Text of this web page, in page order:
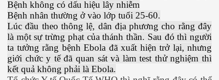
Bệnh không có dấu hiệu lây nhiễm
Bệnh nhân thường ở vào lớp tuổi 25-60.
Lúc đầu theo thông lệ, dân địa phương cho rằng đây
là một sự trừng phạt của thánh thần. Sau đó thì người
ta tưởng rằng bệnh Ebola đã xuất hiện trở lại, nhưng
giới chức y tế đã quan sát và làm test thử nghiệm thì
kết quả không phải là Ebola.